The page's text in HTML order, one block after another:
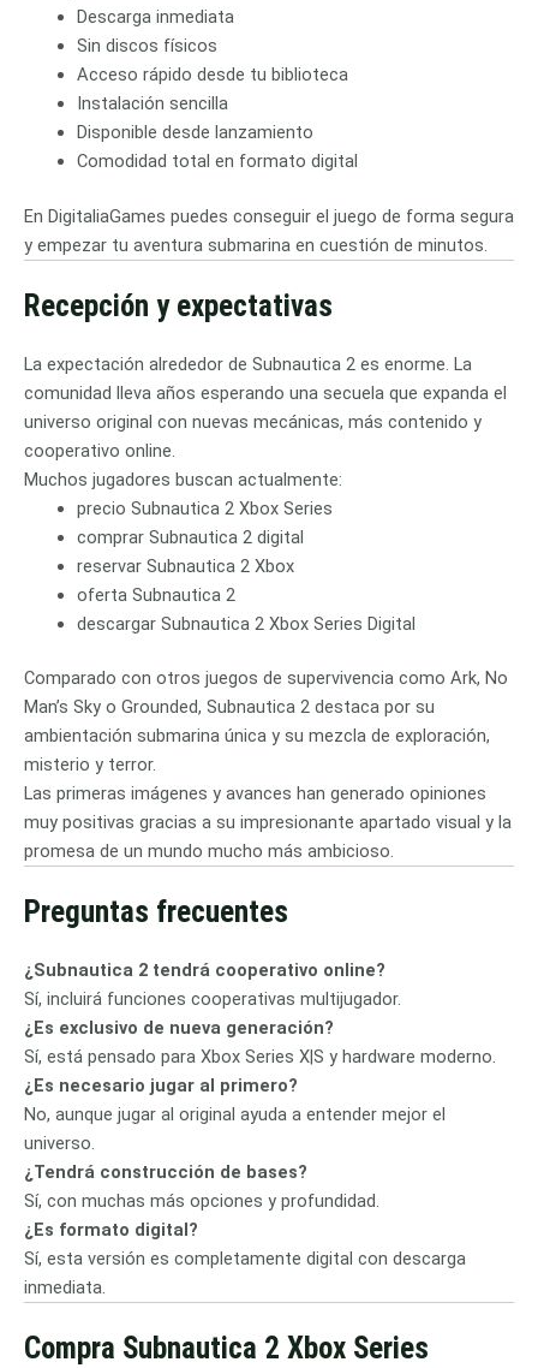
Descarga inmediata
Sin discos físicos
Acceso rápido desde tu biblioteca
Instalación sencilla
Disponible desde lanzamiento
Comodidad total en formato digital
En DigitaliaGames puedes conseguir el juego de forma segura
y empezar tu aventura submarina en cuestión de minutos.
Recepción y expectativas
La expectación alrededor de Subnautica 2 es enorme. La
comunidad lleva años esperando una secuela que expanda el
universo original con nuevas mecánicas, más contenido y
cooperativo online.
Muchos jugadores buscan actualmente:
precio Subnautica 2 Xbox Series
comprar Subnautica 2 digital
reservar Subnautica 2 Xbox
oferta Subnautica 2
descargar Subnautica 2 Xbox Series Digital
Comparado con otros juegos de supervivencia como Ark, No
Man’s Sky o Grounded, Subnautica 2 destaca por su
ambientación submarina única y su mezcla de exploración,
misterio y terror.
Las primeras imágenes y avances han generado opiniones
muy positivas gracias a su impresionante apartado visual y la
promesa de un mundo mucho más ambicioso.
Preguntas frecuentes
¿Subnautica 2 tendrá cooperativo online?
Sí, incluirá funciones cooperativas multijugador.
¿Es exclusivo de nueva generación?
Sí, está pensado para Xbox Series X|S y hardware moderno.
¿Es necesario jugar al primero?
No, aunque jugar al original ayuda a entender mejor el
universo.
¿Tendrá construcción de bases?
Sí, con muchas más opciones y profundidad.
¿Es formato digital?
Sí, esta versión es completamente digital con descarga
inmediata.
Compra Subnautica 2 Xbox Series